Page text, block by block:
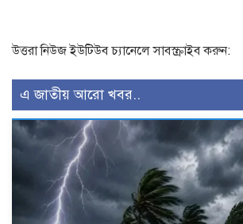
উত্তরা নিউজ ইউটিউব চ্যানেলে সাবস্ক্রাইব করুন:
এ জাতীয় আরো খবর..